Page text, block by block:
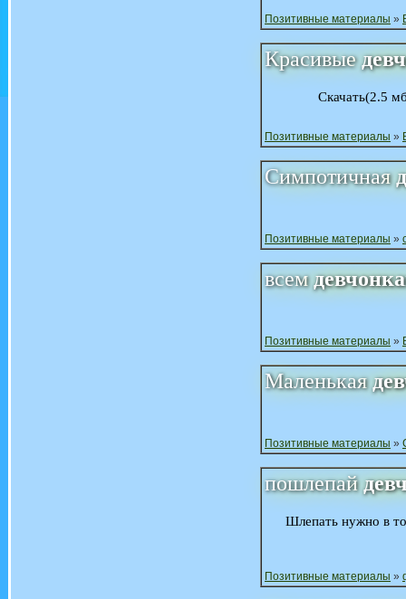
Позитивные материалы »
Красивые
Скачать(2.5
Позитивные материалы »
Симпотичная
Позитивные материалы »
всем
Позитивные материалы »
Маленькая
Позитивные материалы »
пошлепай
Шлепать нужно в
Позитивные материалы »